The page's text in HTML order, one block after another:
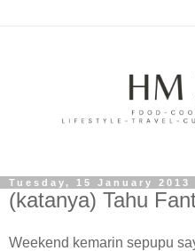
Tuesday, 15 January 2013
(katanya) Tahu
Weekend kemarin sepupu